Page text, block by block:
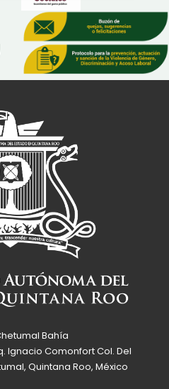
Bahía
Ignacio Comonfort Col. Del
Quintana Roo, México